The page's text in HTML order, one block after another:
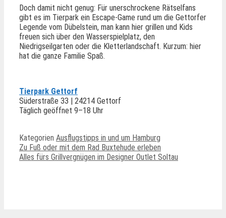
Doch damit nicht genug: Für unerschrockene Rätselfans
gibt es im Tierpark ein Escape-Game rund um die Gettorfer
Legende vom Dübelstein, man kann hier grillen und Kids
freuen sich über den Wasserspielplatz, den
Niedrigseilgarten oder die Kletterlandschaft. Kurzum: hier
hat die ganze Familie Spaß.
Tierpark Gettorf
Süderstraße 33 | 24214 Gettorf
Täglich geöffnet 9–18 Uhr
Kategorien Ausflugstipps in und um Hamburg
Zu Fuß oder mit dem Rad Buxtehude erleben
Alles fürs Grillvergnügen im Designer Outlet Soltau